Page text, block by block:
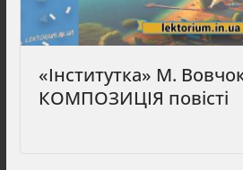
«Інститутка» М.
КОМПОЗИЦІЯ повісті